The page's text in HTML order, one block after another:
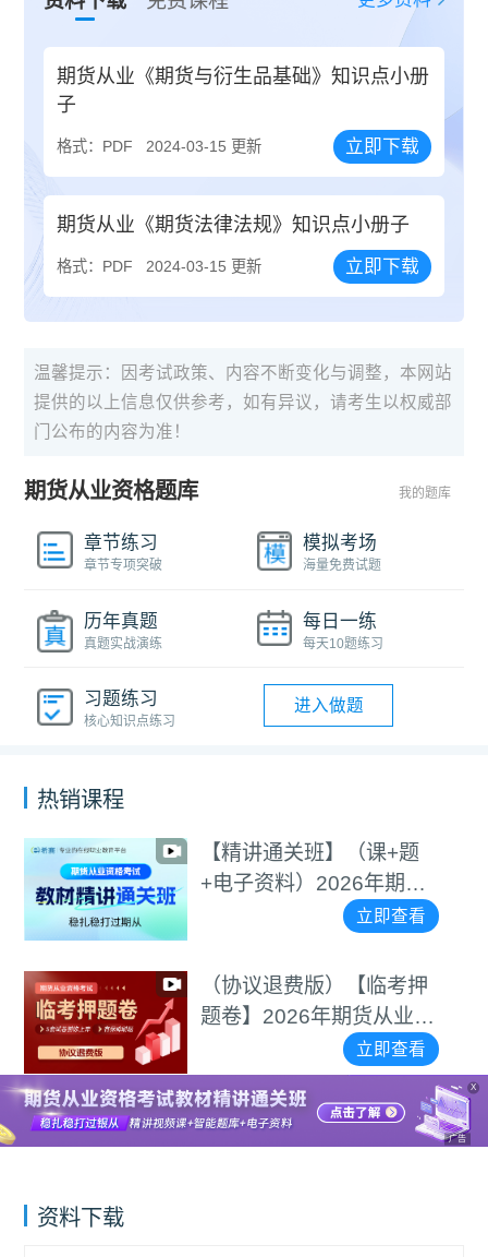
期货从业《期货与衍生品基础》知识点小册
子
格式：PDF 2024-03-15 更新 立即下载
期货从业《期货法律法规》知识点小册子
格式：PDF 2024-03-15 更新 立即下载
温馨提示：因考试政策、内容不断变化与调整，本网站
提供的以上信息仅供参考，如有异议，请考生以权威部
门公布的内容为准！
期货从业资格题库 我的题库
章节练习
章节专项突破
模拟考场
海量免费试题
历年真题
真题实战演练
每日一练
每天10题练习
习题练习
核心知识点练习
进入做题
热销课程
【精讲通关班】（课+题
+电子资料）2026年期货
立即查看
（协议退费版）【临考押
题卷】2026年期货从业资
立即查看
X
广告
资料下载